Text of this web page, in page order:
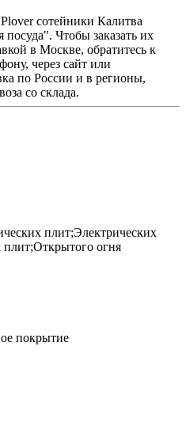
сотейники Калитва
посуда". Чтобы заказать их
в Москве, обратитесь к
через сайт или
по России и в регионы,
со склада.
плит;Электрических
плит;Открытого огня
покрытие